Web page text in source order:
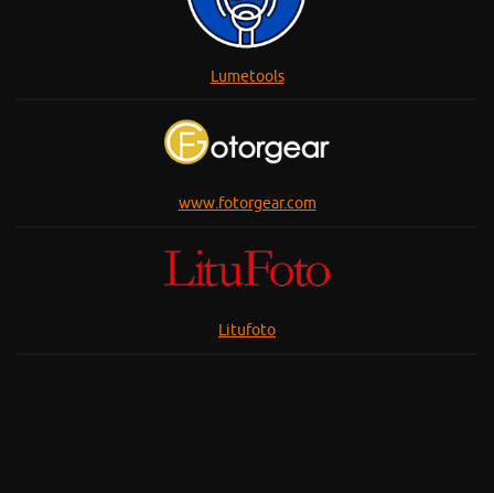
Lumetools
www.fotorgear.com
Litufoto